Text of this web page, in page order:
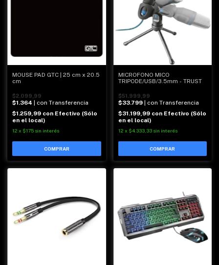
MOUSE PAD GTC | 25 cm x 20.5
cm
$2.099,99
$1.364 | con Transferencia
$1.259,99 con Efectivo (Sólo
en el local)
12 x $175 sin interés
MICROFONO MICO
TRIPODE/USB/3.5mm - TRUST
$51.999,99
$33.799 | con Transferencia
$31.199,99 con Efectivo (Sólo
en el local)
12 x $4.333,33 sin interés